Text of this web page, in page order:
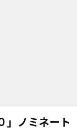
」ノミネート